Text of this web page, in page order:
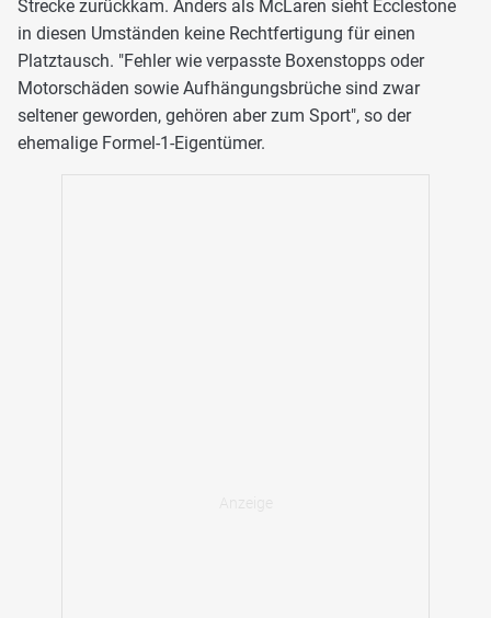
Strecke zurückkam. Anders als McLaren sieht Ecclestone
in diesen Umständen keine Rechtfertigung für einen
Platztausch. "Fehler wie verpasste Boxenstopps oder
Motorschäden sowie Aufhängungsbrüche sind zwar
seltener geworden, gehören aber zum Sport", so der
ehemalige Formel-1-Eigentümer.